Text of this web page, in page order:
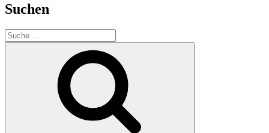
Suchen
Suche
nach: